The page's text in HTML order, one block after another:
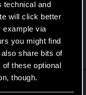
technical and
will click better
example via
you might find
share bits of
these optional
though.
Point.
przeszłości ukaże się
tapety z ilustracją,
in the thread